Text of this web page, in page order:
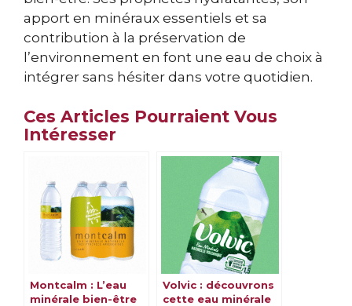
apport en minéraux essentiels et sa
contribution à la préservation de
l’environnement en font une eau de choix à
intégrer sans hésiter dans votre quotidien.
Ces Articles Pourraient Vous
Intéresser
Montcalm : L’eau
minérale bien-être
Volvic : découvrons
cette eau minérale